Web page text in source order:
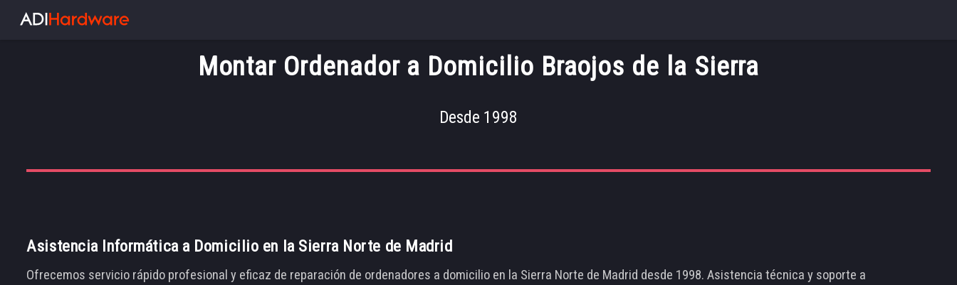
Montar Ordenador a Domicilio Braojos de la Sierra
Desde 1998
Asistencia Informática a Domicilio en la Sierra Norte de Madrid
Ofrecemos servicio rápido profesional y eficaz de reparación de ordenadores a domicilio en la Sierra Norte de Madrid desde 1998. Asistencia técnica y soporte a